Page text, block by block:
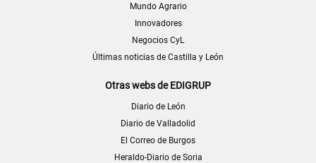
Mundo Agrario
Innovadores
Negocios CyL
Últimas noticias de Castilla y León
Otras webs de EDIGRUP
Diario de León
Diario de Valladolid
El Correo de Burgos
Heraldo-Diario de Soria